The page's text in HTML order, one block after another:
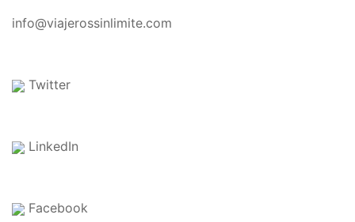
info@viajerossinlimite.com
Twitter
LinkedIn
Facebook